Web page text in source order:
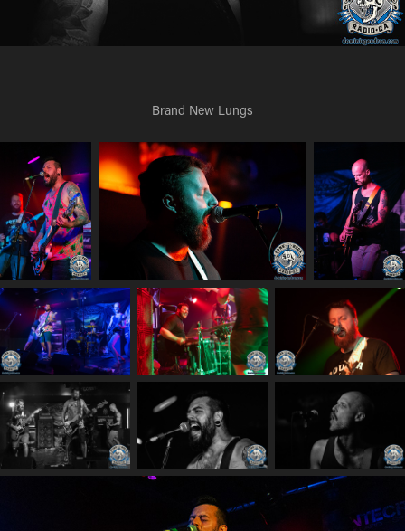
Brand New Lungs